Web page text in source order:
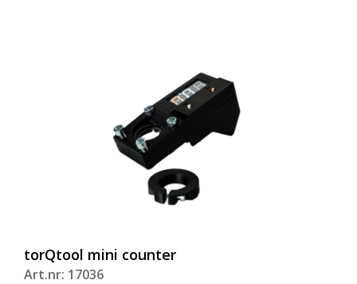
torQtool mini counter
Art.nr: 17036